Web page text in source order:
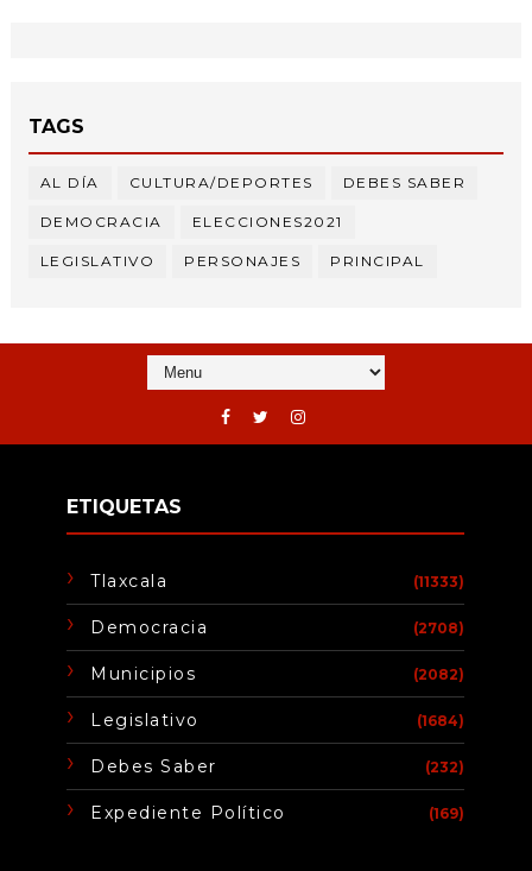
TAGS
AL DÍA CULTURA/DEPORTES DEBES SABER
DEMOCRACIA ELECCIONES2021
LEGISLATIVO PERSONAJES PRINCIPAL
ETIQUETAS
Tlaxcala (11333)
Democracia (2708)
Municipios (2082)
Legislativo (1684)
Debes Saber (232)
Expediente Político (169)